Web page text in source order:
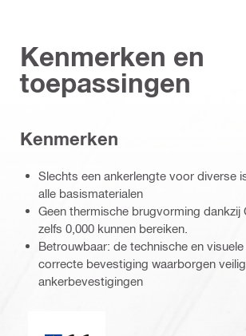
Kenmerken en
toepassingen
Kenmerken
Slechts een ankerlengte voor diverse
alle basismaterialen
Geen thermische brugvorming dankzij
zelfs 0,000 kunnen bereiken.
Betrouwbaar: de technische en
correcte bevestiging waarborgen
ankerbevestigingen